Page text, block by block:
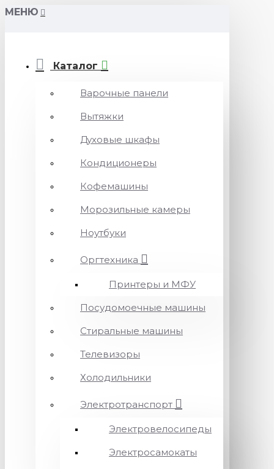
МЕНЮ
Каталог
Варочные панели
Вытяжки
Духовые шкафы
Кондиционеры
Кофемашины
Морозильные камеры
Ноутбуки
Оргтехника
Принтеры и МФУ
Посудомоечные машины
Стиральные машины
Телевизоры
Холодильники
Электротранспорт
Электровелосипеды
Электросамокаты